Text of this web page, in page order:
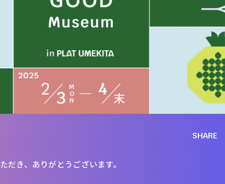
SHARE
だき、ありがとうございます。